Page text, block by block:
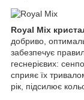
Royal Mix
добриво,
забезпечує
геснерієвих:
сприяє їх
рік, підсилює